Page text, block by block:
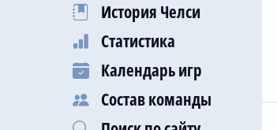
История Челси
Статистика
Календарь игр
Состав команды